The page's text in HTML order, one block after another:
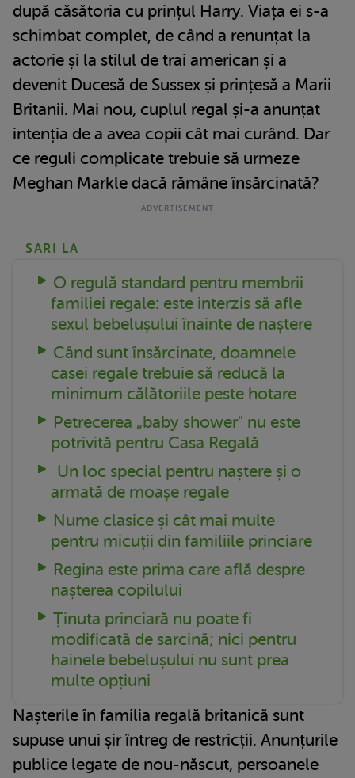
după căsătoria cu prințul Harry. Viața ei s-a
schimbat complet, de când a renunțat la
actorie și la stilul de trai american și a
devenit Ducesă de Sussex și prințesă a Marii
Britanii. Mai nou, cuplul regal și-a anunțat
intenția de a avea copii cât mai curând. Dar
ce reguli complicate trebuie să urmeze
Meghan Markle dacă rămâne însărcinată?
SARI LA
O regulă standard pentru membrii
familiei regale: este interzis să afle
sexul bebelușului înainte de naștere
Când sunt însărcinate, doamnele
casei regale trebuie să reducă la
minimum călătoriile peste hotare
Petrecerea „baby shower" nu este
potrivită pentru Casa Regală
Un loc special pentru naștere și o
armată de moașe regale
Nume clasice și cât mai multe
pentru micuții din familiile princiare
Regina este prima care află despre
nașterea copilului
Ținuta princiară nu poate fi
modificată de sarcină; nici pentru
hainele bebelușului nu sunt prea
multe opțiuni
Nașterile în familia regală britanică sunt
supuse unui șir întreg de restricții. Anunțurile
publice legate de nou-născut, persoanele